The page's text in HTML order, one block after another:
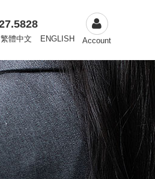
繁體中文 ENGLISH Account